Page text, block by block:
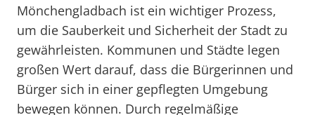
Mönchengladbach ist ein wichtiger Prozess,
um die Sauberkeit und Sicherheit der Stadt zu
gewährleisten. Kommunen und Städte legen
großen Wert darauf, dass die Bürgerinnen und
Bürger sich in einer gepflegten Umgebung
bewegen können. Durch regelmäßige